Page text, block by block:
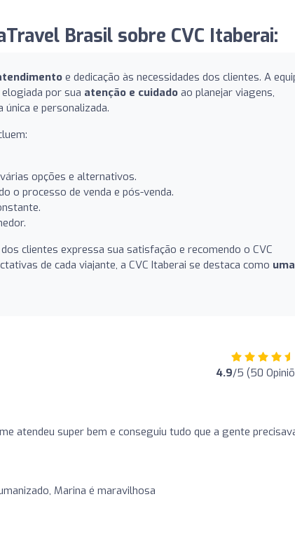
Brasil sobre CVC Itaberai:
e dedicação às necessidades dos clientes. A
por sua atenção e cuidado ao planejar viagens,
e personalizada.
opções e alternativos.
o processo de venda e pós-venda.
clientes expressa sua satisfação e recomendo o CVC
de cada viajante, a CVC Itaberai se destaca como uma
4.9/5 (50
atendeu super bem e conseguiu tudo que a gente
Marina é maravilhosa